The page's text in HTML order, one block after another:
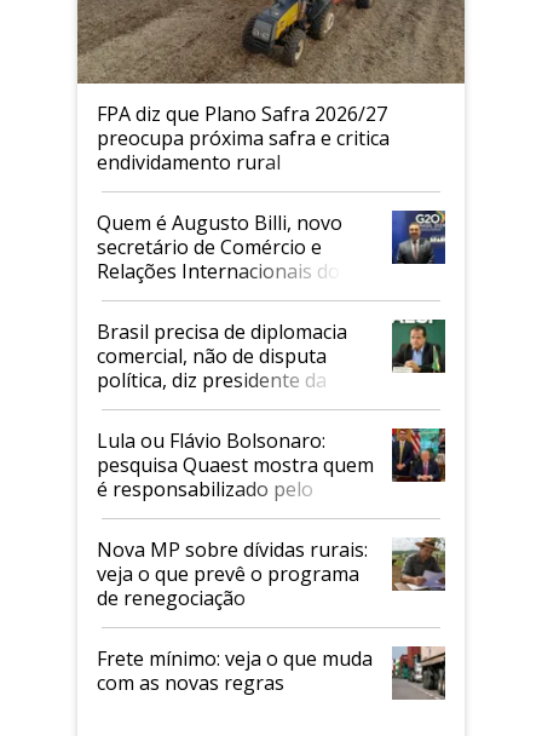
FPA diz que Plano Safra 2026/27
preocupa próxima safra e critica
endividamento rural
Quem é Augusto Billi, novo
secretário de Comércio e
Relações Internacionais do
Mapa
Brasil precisa de diplomacia
comercial, não de disputa
política, diz presidente da
Faesp
Lula ou Flávio Bolsonaro:
pesquisa Quaest mostra quem
é responsabilizado pelo
tarifaço dos EUA
Nova MP sobre dívidas rurais:
veja o que prevê o programa
de renegociação
Frete mínimo: veja o que muda
com as novas regras